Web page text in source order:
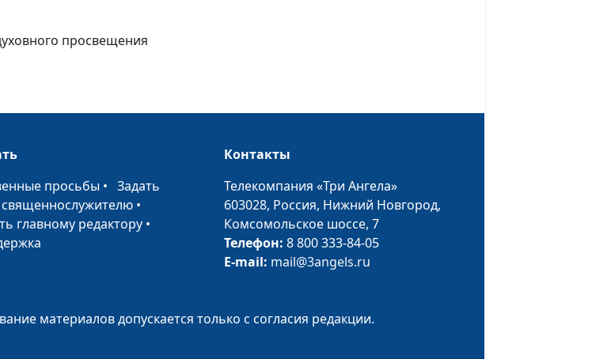
просвещения
просьбы •Задать
•
главному редактору •
Контакты
Телекомпания «Три Ангела»
603028, Россия, Нижний Новгород,
Комсомольское шоссе, 7
Телефон: 8 800 333-84-05
E-mail: mail@3angels.ru
материалов допускается только с согласия редакции.